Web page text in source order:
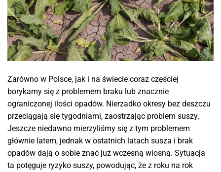
Zarówno w Polsce, jak i na świecie coraz częściej
borykamy się z problemem braku lub znacznie
ograniczonej ilości opadów. Nierzadko okresy bez deszczu
przeciągają się tygodniami, zaostrzając problem suszy.
Jeszcze niedawno mierzyliśmy się z tym problemem
głównie latem, jednak w ostatnich latach susza i brak
opadów dają o sobie znać już wczesną wiosną. Sytuacja
ta potęguje ryzyko suszy, powodując, że z roku na rok